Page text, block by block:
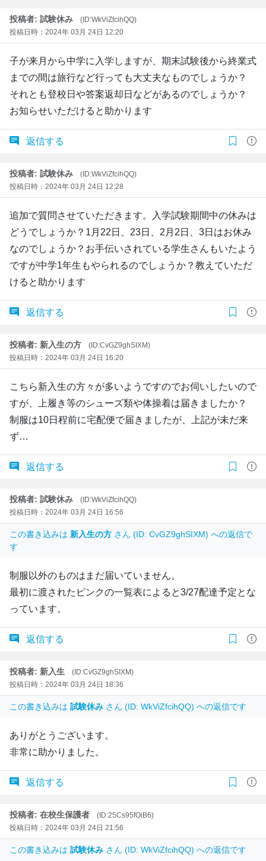
投稿者: 試験休み
(ID:WkViZfcihQQ)
投稿日時：2024年 03月 24日 12:20
子が来月から中学に入学しますが、期末試験後から終業式
までの間は旅行など行っても大丈夫なものでしょうか？
それとも登校日や答案返却日などがあるのでしょうか？
お知らせいただけると助かります
返信する
投稿者: 試験休み
(ID:WkViZfcihQQ)
投稿日時：2024年 03月 24日 12:28
追加で質問させていただきます。入学試験期間中の休みは
どうでしょうか？1月22日、23日、2月2日、3日はお休み
なのでしょうか？お手伝いされている学生さんもいたよう
ですが中学1年生もやられるのでしょうか？教えていただ
けると助かります
返信する
投稿者: 新入生の方
(ID:CvGZ9ghSIXM)
投稿日時：2024年 03月 24日 16:20
こちら新入生の方々が多いようですのでお伺いしたいので
すが、上履き等のシューズ類や体操着は届きましたか？
制服は10日程前に宅配便で届きましたが、上記が未だ来
ず…
返信する
投稿者: 試験休み
(ID:WkViZfcihQQ)
投稿日時：2024年 03月 24日 16:56
この書き込みは 新入生の方 さん (ID: CvGZ9ghSIXM) への返信で
す
制服以外のものはまだ届いていません。
最初に渡されたピンクの一覧表によると3/27配達予定とな
っています。
返信する
投稿者: 新入生
(ID:CvGZ9ghSIXM)
投稿日時：2024年 03月 24日 18:36
この書き込みは 試験休み さん (ID: WkViZfcihQQ) への返信です
ありがとうございます。
非常に助かりました。
返信する
投稿者: 在校生保護者
(ID:25Cs95fOiB6)
投稿日時：2024年 03月 24日 21:56
この書き込みは 試験休み さん (ID: WkViZfcihQQ) への返信です